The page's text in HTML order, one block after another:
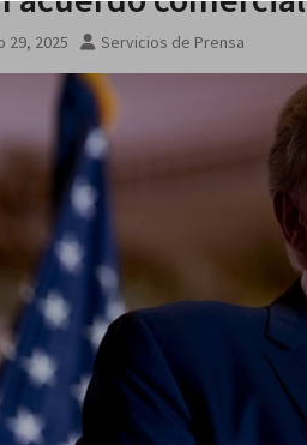
29, 2025 Servicios de Prensa